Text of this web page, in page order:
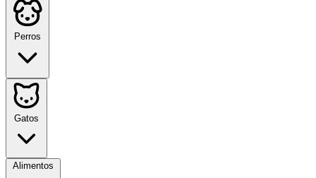
Perros
Gatos
Alimentos